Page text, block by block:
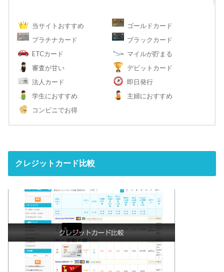
当サイトおすすめ
ゴールドカード
プラチナカード
ブラックカード
ETCカード
マイルが貯まる
審査が甘い
デビットカード
法人カード
即日発行
学生におすすめ
主婦におすすめ
コンビニでお得
クレジットカード比較